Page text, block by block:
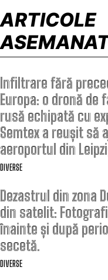
ARTICOLE
Infiltrare fără
Europa: o dronă de
rusă echipată cu
Semtex a reușit să
aeroportul din
DIVERSE
Dezastrul din zona
din satelit:
înainte și după
secetă.
DIVERSE